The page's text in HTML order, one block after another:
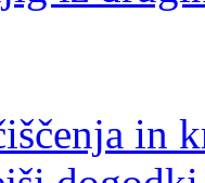
in